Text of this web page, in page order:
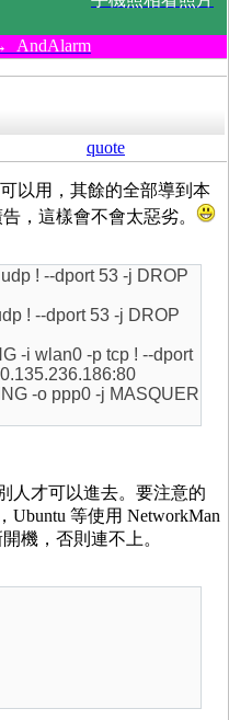
AndAlarm
quote
以用，其餘的全部導到本
，這樣會不會太惡劣。
! --dport 53 -j DROP
! --dport 53 -j DROP
-i wlan0 -p tcp ! --dport
-o ppp0 -j MASQUER
人才可以進去。要注意的
Ubuntu 等使用 NetworkMan
機，否則連不上。